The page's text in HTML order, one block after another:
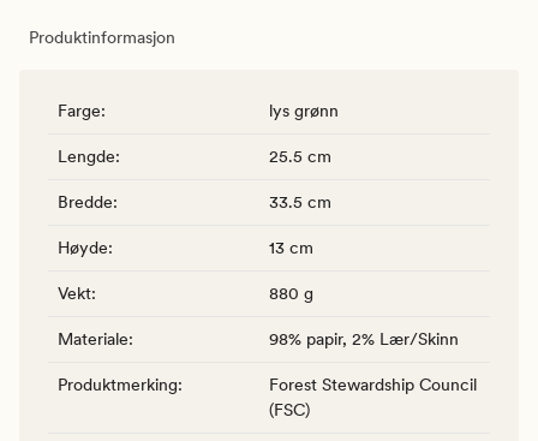
Produktinformasjon
Farge: lys grønn
Lengde: 25.5 cm
Bredde: 33.5 cm
Høyde: 13 cm
Vekt: 880 g
Materiale: 98% papir, 2% Lær/Skinn
Produktmerking:
Forest Stewardship Council
(FSC)